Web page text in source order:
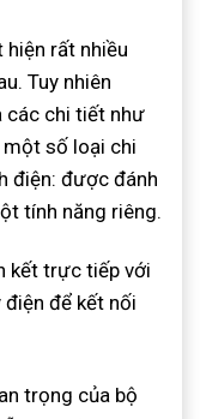
rất nhiều
Tuy nhiên
các chi tiết như
một số loại chi
điện: được đánh
tính năng riêng.
kết trực tiếp với
để kết nối
trọng của bộ